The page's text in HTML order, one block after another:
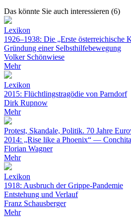
Das könnte Sie auch interessieren (6)
Lexikon
1926–1938: Die „Erste österreichische
Gründung einer Selbsthilfebewegung
Volker Schönwiese
Mehr
Lexikon
2015: Flüchtlingstragödie von Parndorf
Dirk Rupnow
Mehr
Protest, Skandale, Politik. 70 Jahre
2014: „Rise like a Phoenix“ —
Florian Wagner
Mehr
Lexikon
1918: Ausbruch der Grippe-Pandemie
Entstehung und Verlauf
Franz Schausberger
Mehr